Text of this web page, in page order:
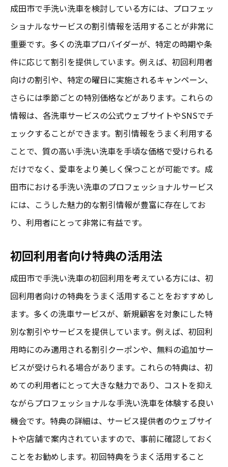
成田市で手洗い洗車を検討している方には、プロフェッ
ショナルなサービスの割引情報を活用することが非常に
重要です。多くの洗車プロバイダーが、特定の時期や条
件に応じて割引を提供しています。例えば、初回利用者
向けの割引や、特定の曜日に実施されるキャンペーン、
さらには季節ごとの特別価格などがあります。これらの
情報は、各洗車サービスの公式ウェブサイトやSNSでチ
ェックすることができます。割引情報をうまく利用する
ことで、質の高い手洗い洗車を手頃な価格で受けられる
だけでなく、愛車をより美しく保つことが可能です。成
田市における手洗い洗車のプロフェッショナルサービス
には、こうした魅力的な割引情報が豊富に存在してお
り、利用者にとって非常に有益です。
初回利用者向け特典の活用法
成田市で手洗い洗車の初回利用を考えている方には、初
回利用者向けの特典をうまく活用することをおすすめし
ます。多くの洗車サービスが、新規顧客を対象にした特
別な割引やサービスを提供しています。例えば、初回利
用時にのみ適用される割引クーポンや、無料の追加サー
ビスが受けられる場合があります。これらの特典は、初
めての利用者にとって大きな魅力であり、コストを抑え
ながらプロフェッショナルな手洗い洗車を体験する良い
機会です。特典の詳細は、サービス提供者のウェブサイ
トや店舗で案内されていますので、事前に確認しておく
ことをお勧めします。初回特典をうまく活用すること